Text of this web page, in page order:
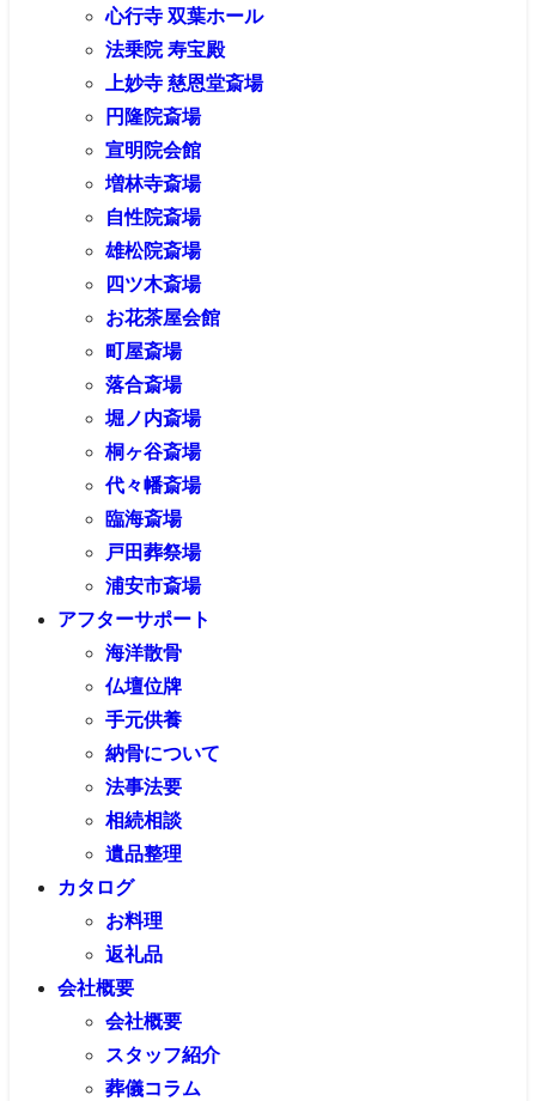
心行寺 双葉ホール
法乗院 寿宝殿
上妙寺 慈恩堂斎場
円隆院斎場
宣明院会館
増林寺斎場
自性院斎場
雄松院斎場
四ツ木斎場
お花茶屋会館
町屋斎場
落合斎場
堀ノ内斎場
桐ヶ谷斎場
代々幡斎場
臨海斎場
戸田葬祭場
浦安市斎場
アフターサポート
海洋散骨
仏壇位牌
手元供養
納骨について
法事法要
相続相談
遺品整理
カタログ
お料理
返礼品
会社概要
会社概要
スタッフ紹介
葬儀コラム